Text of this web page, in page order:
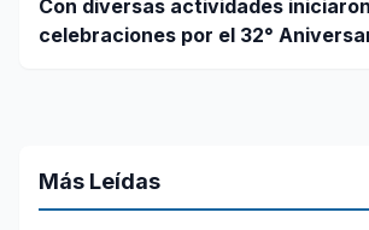
Con diversas actividades
celebraciones por el 32°
Más Leídas